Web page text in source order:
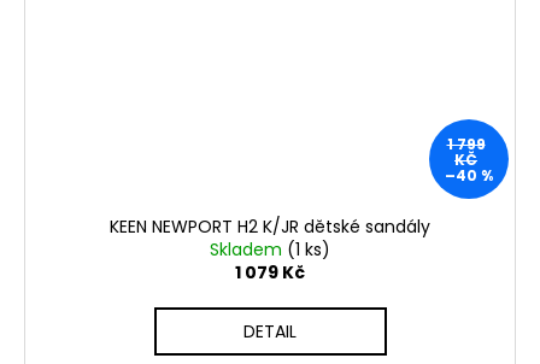
1 799
KČ
–40 %
KEEN NEWPORT H2 K/JR dětské sandály
Skladem (1 ks)
1 079 Kč
DETAIL